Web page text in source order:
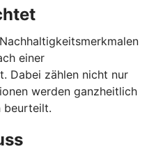
einer
Dabei zählen nicht nur
werden ganzheitlich
beurteilt.